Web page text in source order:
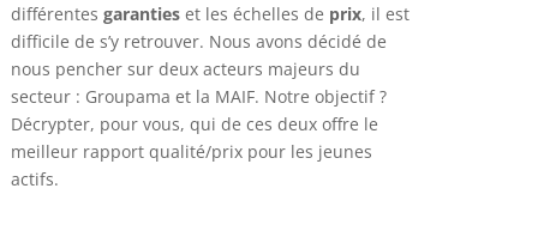
différentes garantieset les échelles de prix, il est
difficile de s’y retrouver. Nous avons décidé de
nous pencher sur deux acteurs majeurs du
secteur : Groupama et la MAIF. Notre objectif ?
Décrypter, pour vous, qui de ces deux offre le
meilleur rapport qualité/prix pour les jeunes
actifs.